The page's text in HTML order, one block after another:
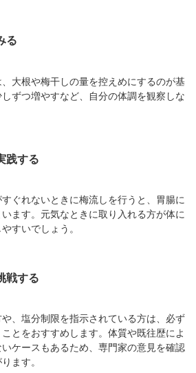
る
大根や梅干しの量を控えめにするのが基
ずつ増やすなど、自分の体調を観察しな
践する
ぐれないときに梅流しを行うと、胃腸に
ます。元気なときに取り入れる方が体に
すいでしょう。
戦する
、塩分制限を指示されている方は、必ず
とをおすすめします。体質や既往歴によ
ケースもあるため、専門家の意見を確認
ます。